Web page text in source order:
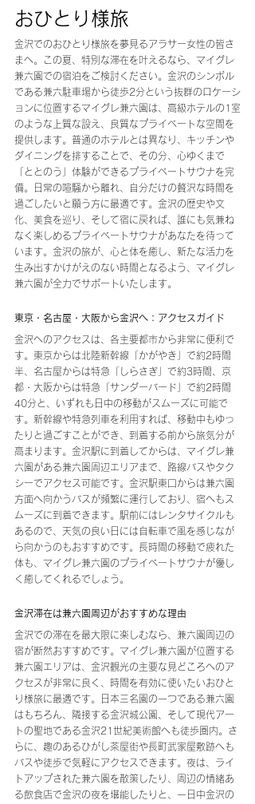
おひとり様旅
金沢でのおひとり様旅を夢見るアラサー女性の皆さ
まへ。この夏、特別な滞在を叶えるなら、マイグレ
兼六園での宿泊をご検討ください。金沢のシンボル
である兼六駐車場から徒歩2分という抜群のロケーシ
ョンに位置するマイグレ兼六園は、高級ホテルの1室
のような上質な設え、良質なプライベートな空間を
提供します。普通のホテルとは異なり、キッチンや
ダイニングを排することで、その分、心ゆくまで
「ととのう」体験ができるプライベートサウナを完
備。日常の喧騒から離れ、自分だけの贅沢な時間を
過ごしたいと願う方に最適です。金沢の歴史や文
化、美食を巡り、そして宿に戻れば、誰にも気兼ね
なく楽しめるプライベートサウナがあなたを待って
います。金沢の旅が、心と体を癒し、新たな活力を
生み出すかけがえのない時間となるよう、マイグレ
兼六園が全力でサポートいたします。
東京・名古屋・大阪から金沢へ：アクセスガイド
金沢へのアクセスは、各主要都市から非常に便利で
す。東京からは北陸新幹線「かがやき」で約2時間
半、名古屋からは特急「しらさぎ」で約3時間、京
都・大阪からは特急「サンダーバード」で約2時間
40分と、いずれも日中の移動がスムーズに可能で
す。新幹線や特急列車を利用すれば、移動中もゆっ
たりと過ごすことができ、到着する前から旅気分が
高まります。金沢駅に到着してからは、マイグレ兼
六園がある兼六園周辺エリアまで、路線バスやタク
シーでアクセス可能です。金沢駅東口からは兼六園
方面へ向かうバスが頻繁に運行しており、宿へもス
ムーズに到着できます。駅前にはレンタサイクルも
あるので、天気の良い日には自転車で風を感じなが
ら向かうのもおすすめです。長時間の移動で疲れた
体も、マイグレ兼六園のプライベートサウナが優し
く癒してくれるでしょう。
金沢滞在は兼六園周辺がおすすめな理由
金沢での滞在を最大限に楽しむなら、兼六園周辺の
宿が断然おすすめです。マイグレ兼六園が位置する
兼六園エリアは、金沢観光の主要な見どころへのア
クセスが非常に良く、時間を有効に使いたいおひと
り様旅に最適です。日本三名園の一つである兼六園
はもちろん、隣接する金沢城公園、そして現代アー
トの聖地である金沢21世紀美術館へも徒歩圏内。さ
らに、趣のあるひがし茶屋街や長町武家屋敷跡へも
バスや徒歩で気軽にアクセスできます。夜は、ライ
トアップされた兼六園を散策したり、周辺の情緒あ
る飲食店で金沢の夜を堪能したりと、一日中金沢の